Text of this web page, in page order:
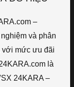
–
và phân
với mức ưu đãi
là
24KARA –